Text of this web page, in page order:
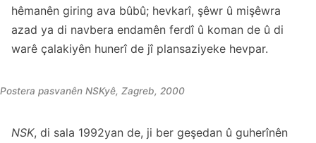
hêmanên giring ava bûbû; hevkarî, şêwr û mişêwra
azad ya di navbera endamên ferdî û koman de û di
warê çalakiyên hunerî de jî plansaziyeke hevpar.
Postera pasvanên NSKyê, Zagreb, 2000
NSK, di sala 1992yan de, ji ber geşedan û guherînên